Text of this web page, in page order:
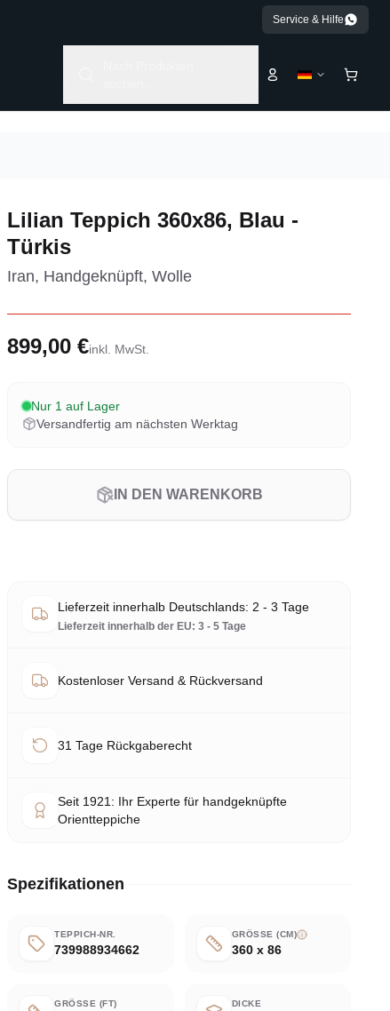
Service & Hilfe
Lilian Teppich 360x86, Blau -
Türkis
Iran, Handgeknüpft, Wolle
899,00 €inkl. MwSt.
Nur 1 auf Lager
Versandfertig am nächsten Werktag
IN DEN WARENKORB
Lieferzeit innerhalb Deutschlands: 2 - 3 Tage
Lieferzeit innerhalb der EU: 3 - 5 Tage
Kostenloser Versand & Rückversand
31 Tage Rückgaberecht
Seit 1921: Ihr Experte für handgeknüpfte
Orientteppiche
Spezifikationen
TEPPICH-NR.
739988934662
GRÖSSE (CM)
360 x 86
GRÖSSE (FT) DICKE